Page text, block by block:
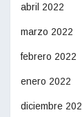
abril 2022
marzo 2022
febrero 2022
enero 2022
diciembre